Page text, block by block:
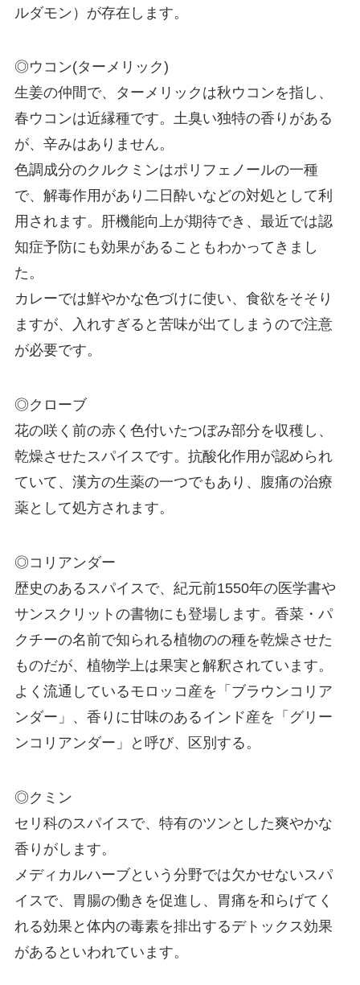
ルダモン）が存在します。
◎ウコン(ターメリック)
生姜の仲間で、ターメリックは秋ウコンを指し、
春ウコンは近縁種です。土臭い独特の香りがある
が、辛みはありません。
色調成分のクルクミンはポリフェノールの一種
で、解毒作用があり二日酔いなどの対処として利
用されます。肝機能向上が期待でき、最近では認
知症予防にも効果があることもわかってきまし
た。
カレーでは鮮やかな色づけに使い、食欲をそそり
ますが、入れすぎると苦味が出てしまうので注意
が必要です。
◎クローブ
花の咲く前の赤く色付いたつぼみ部分を収穫し、
乾燥させたスパイスです。抗酸化作用が認められ
ていて、漢方の生薬の一つでもあり、腹痛の治療
薬として処方されます。
◎コリアンダー
歴史のあるスパイスで、紀元前1550年の医学書や
サンスクリットの書物にも登場します。香菜・パ
クチーの名前で知られる植物のの種を乾燥させた
ものだが、植物学上は果実と解釈されています。
よく流通しているモロッコ産を「ブラウンコリア
ンダー」、香りに甘味のあるインド産を「グリー
ンコリアンダー」と呼び、区別する。
◎クミン
セリ科のスパイスで、特有のツンとした爽やかな
香りがします。
メディカルハーブという分野では欠かせないスパ
イスで、胃腸の働きを促進し、胃痛を和らげてく
れる効果と体内の毒素を排出するデトックス効果
があるといわれています。